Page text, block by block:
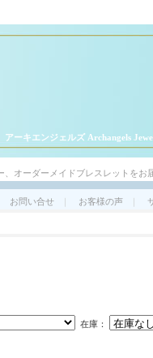
アーキエンジェルズ Archangels
オーダーメイドブレスレットをお
お問い合せ ｜ お客様の声 ｜
在庫：